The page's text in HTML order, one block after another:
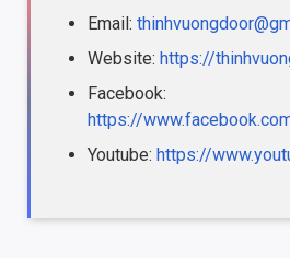
Email:
Website: https://
Facebook:
https://
Youtube: https://